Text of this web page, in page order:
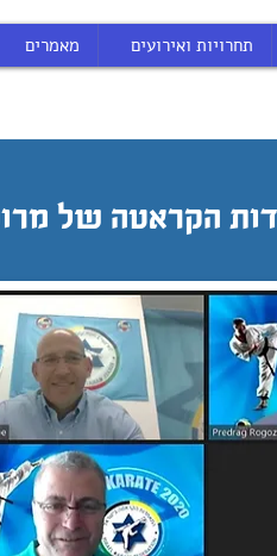
תחרויות ואירועים מאמרים
הקראטה של